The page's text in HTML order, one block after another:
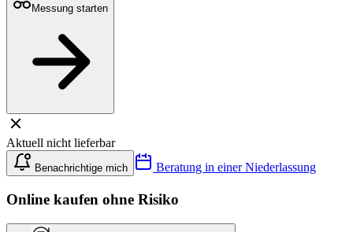
Messung starten
Aktuell nicht lieferbar
Benachrichtige mich Beratung in einer Niederlassung
Online kaufen ohne Risiko